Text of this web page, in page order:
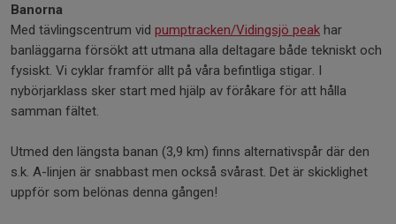
Banorna
Med tävlingscentrum vid pumptracken/Vidingsjö peak har
banläggarna försökt att utmana alla deltagare både tekniskt och
fysiskt. Vi cyklar framför allt på våra befintliga stigar. I
nybörjarklass sker start med hjälp av föråkare för att hålla
samman fältet.
Utmed den längsta banan (3,9 km) finns alternativspår där den
s.k. A-linjen är snabbast men också svårast. Det är skicklighet
uppför som belönas denna gången!